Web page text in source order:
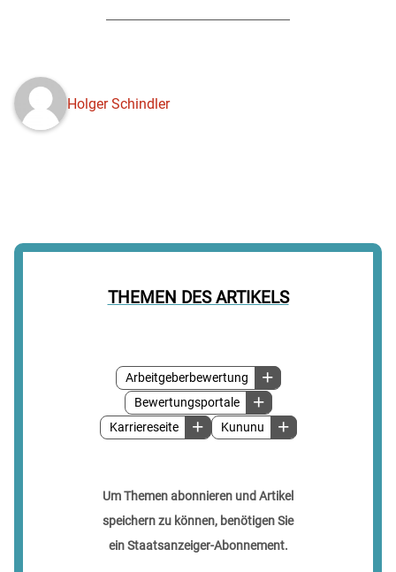
THEMEN DES ARTIKELS
Arbeitgeberbewertung
Bewertungsportale
Karriereseite
Kununu
Um Themen abonnieren und Artikel
speichern zu können, benötigen Sie
ein Staatsanzeiger-Abonnement.
Holger Schindler